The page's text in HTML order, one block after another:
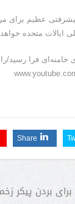
عظیم برای
ایالات متحده
خامنه‌ای فرا رسید/
Share
بردن پیکر